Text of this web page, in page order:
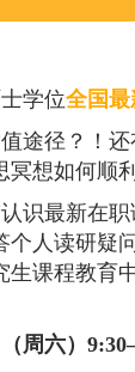
学位全国最
途径？！
想如何顺
识最新在
人读研疑问
生课程教育
周六）